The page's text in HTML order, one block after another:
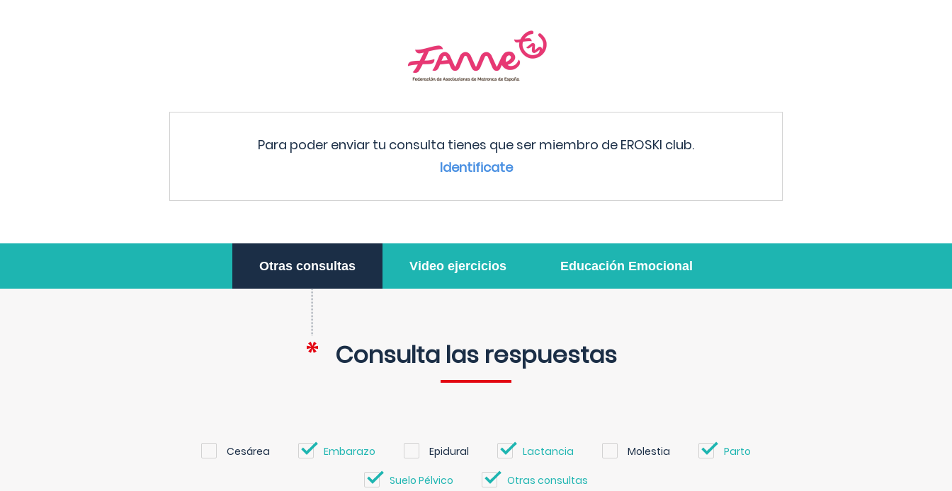
Para poder enviar tu consulta tienes que ser miembro de EROSKI club.
Identificate
Otras consultas Video ejercicios Educación Emocional
Consulta las respuestas
Cesárea Embarazo Epidural Lactancia Molestia Parto
Suelo Pélvico Otras consultas